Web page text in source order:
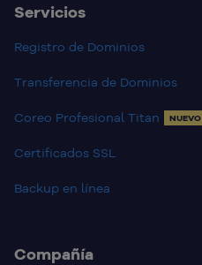
Servicios
Registro de Dominios
Transferencia de Dominios
Coreo Profesional Titan NUEVO
Certificados SSL
Backup en línea
Compañía